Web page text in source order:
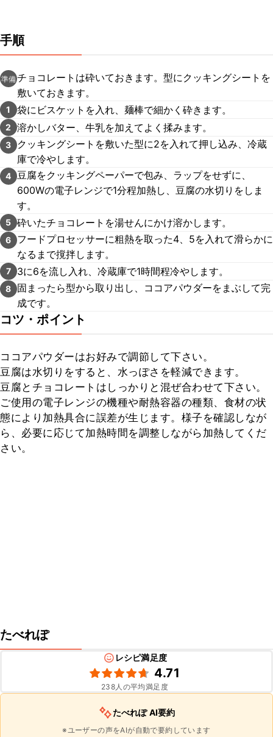
手順
準備チョコレートは砕いておきます。型にクッキングシートを
敷いておきます。
1 袋にビスケットを入れ、麺棒で細かく砕きます。
2 溶かしバター、牛乳を加えてよく揉みます。
3
クッキングシートを敷いた型に2を入れて押し込み、冷蔵
庫で冷やします。
4 豆腐をクッキングペーパーで包み、ラップをせずに、
600Wの電子レンジで1分程加熱し、豆腐の水切りをしま
す。
5 砕いたチョコレートを湯せんにかけ溶かします。
6
フードプロセッサーに粗熱を取った4、5を入れて滑らかに
なるまで撹拌します。
7 3に6を流し入れ、冷蔵庫で1時間程冷やします。
8
固まったら型から取り出し、ココアパウダーをまぶして完
成です。
コツ・ポイント
ココアパウダーはお好みで調節して下さい。
豆腐は水切りをすると、水っぽさを軽減できます。
豆腐とチョコレートはしっかりと混ぜ合わせて下さい。
ご使用の電子レンジの機種や耐熱容器の種類、食材の状
態により加熱具合に誤差が生じます。様子を確認しなが
ら、必要に応じて加熱時間を調整しながら加熱してくだ
さい。
たべれぽ
レシピ満足度
4.71
238人の平均満足度
たべれぽ AI要約
※ユーザーの声をAIが自動で要約しています